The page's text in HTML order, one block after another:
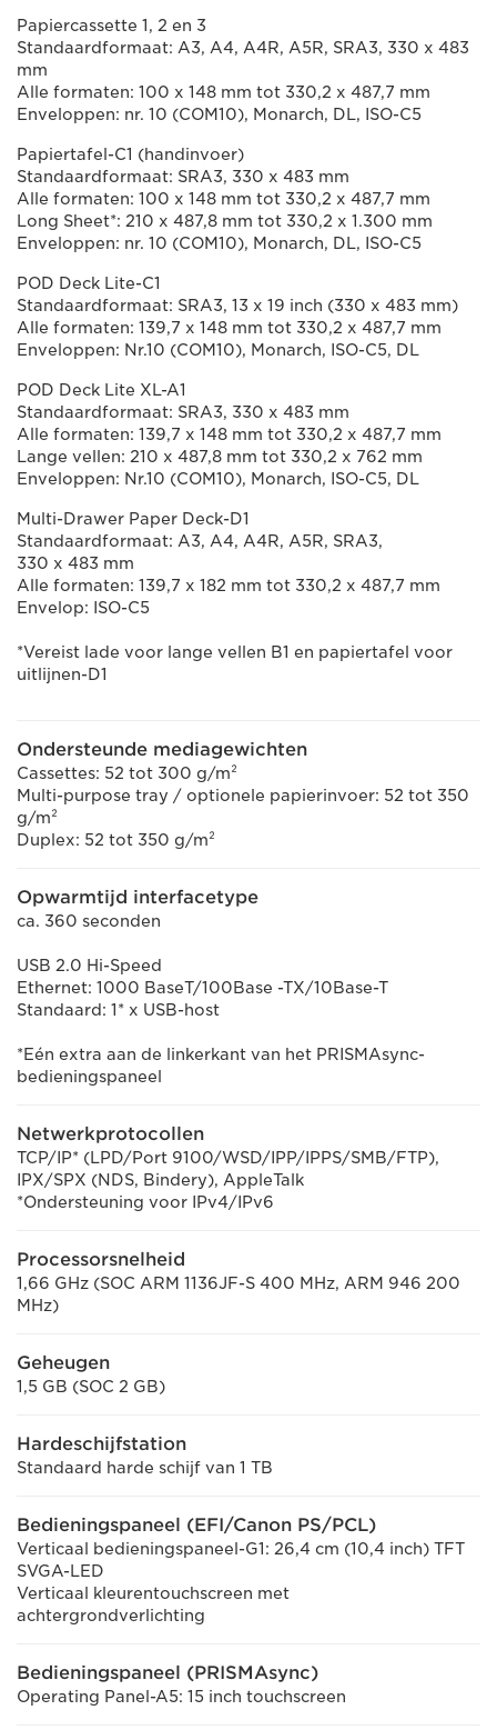
Papiercassette 1, 2 en 3
Standaardformaat: A3, A4, A4R, A5R, SRA3, 330 x 483
mm
Alle formaten: 100 x 148 mm tot 330,2 x 487,7 mm
Enveloppen: nr. 10 (COM10), Monarch, DL, ISO-C5
Papiertafel-C1 (handinvoer)
Standaardformaat: SRA3, 330 x 483 mm
Alle formaten: 100 x 148 mm tot 330,2 x 487,7 mm
Long Sheet*: 210 x 487,8 mm tot 330,2 x 1.300 mm
Enveloppen: nr. 10 (COM10), Monarch, DL, ISO-C5
POD Deck Lite-C1
Standaardformaat: SRA3, 13 x 19 inch (330 x 483 mm)
Alle formaten: 139,7 x 148 mm tot 330,2 x 487,7 mm
Enveloppen: Nr.10 (COM10), Monarch, ISO-C5, DL
POD Deck Lite XL-A1
Standaardformaat: SRA3, 330 x 483 mm
Alle formaten: 139,7 x 148 mm tot 330,2 x 487,7 mm
Lange vellen: 210 x 487,8 mm tot 330,2 x 762 mm
Enveloppen: Nr.10 (COM10), Monarch, ISO-C5, DL
Multi-Drawer Paper Deck-D1
Standaardformaat: A3, A4, A4R, A5R, SRA3,
330 x 483 mm
Alle formaten: 139,7 x 182 mm tot 330,2 x 487,7 mm
Envelop: ISO-C5
*Vereist lade voor lange vellen B1 en papiertafel voor
uitlijnen-D1
Ondersteunde mediagewichten
Cassettes: 52 tot 300 g/m²
Multi-purpose tray / optionele papierinvoer: 52 tot 350
g/m²
Duplex: 52 tot 350 g/m²
Opwarmtijd interfacetype
ca. 360 seconden
USB 2.0 Hi-Speed
Ethernet: 1000 BaseT/100Base -TX/10Base-T
Standaard: 1* x USB-host
*Eén extra aan de linkerkant van het PRISMAsync-
bedieningspaneel
Netwerkprotocollen
TCP/IP* (LPD/Port 9100/WSD/IPP/IPPS/SMB/FTP),
IPX/SPX (NDS, Bindery), AppleTalk
*Ondersteuning voor IPv4/IPv6
Processorsnelheid
1,66 GHz (SOC ARM 1136JF-S 400 MHz, ARM 946 200
MHz)
Geheugen
1,5 GB (SOC 2 GB)
Hardeschijfstation
Standaard harde schijf van 1 TB
Bedieningspaneel (EFI/Canon PS/PCL)
Verticaal bedieningspaneel-G1: 26,4 cm (10,4 inch) TFT
SVGA-LED
Verticaal kleurentouchscreen met
achtergrondverlichting
Bedieningspaneel (PRISMAsync)
Operating Panel-A5: 15 inch touchscreen